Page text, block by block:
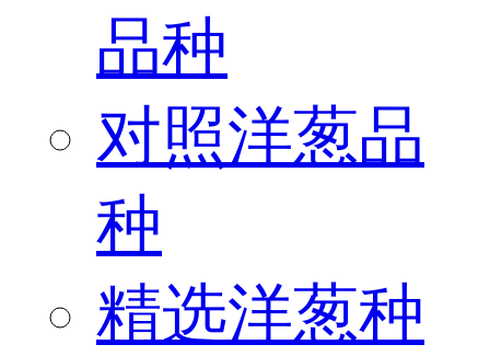
品种
对照洋葱品
种
精选洋葱种